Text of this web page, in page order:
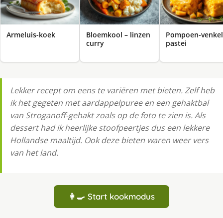
Armeluis-koek
Bloemkool – linzen
curry
Pompoen-venkel
pastei
Lekker recept om eens te variëren met bieten. Zelf heb
ik het gegeten met aardappelpuree en een gehaktbal
van Stroganoff-gehakt zoals op de foto te zien is. Als
dessert had ik heerlijke stoofpeertjes dus een lekkere
Hollandse maaltijd. Ook deze bieten waren weer vers
van het land.
👩‍🍳 Start kookmodus